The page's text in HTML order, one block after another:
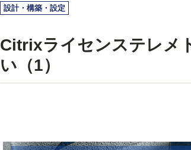
設計・構築・設定
Citrixライセンステレメ
い（1）